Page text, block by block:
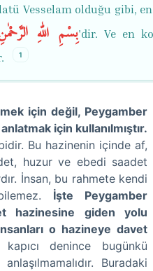
Vesselam olduğu gibi,
بِسْمِ اللّٰهِ'dir. Ve en
1
için değil, Peygamber
için kullanılmıştır.
Bu hazinenin içinde af,
huzur ve ebedi saadet
İnsan, bu rahmete kendi
İşte Peygamber
hazinesine giden yolu
o hazineye davet
denince bugünkü
Buradaki